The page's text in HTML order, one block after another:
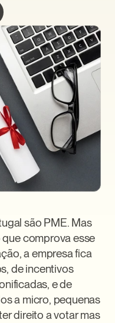
são PME. Mas
comprova esse
a empresa fica
de incentivos
e de
a micro, pequenas
direito a votar mas